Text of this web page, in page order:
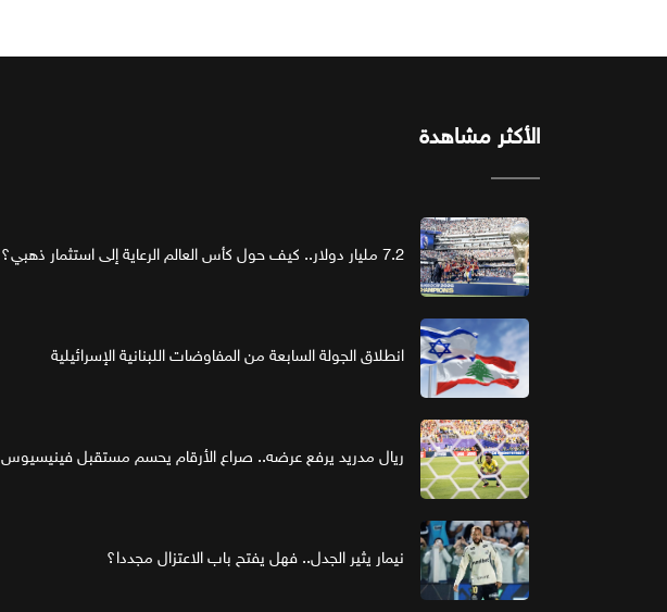
الأكثر مشاهدة
7.2 مليار دولار.. كيف حول كأس العالم الرعاية إلى استثمار ذهبي؟
انطلاق الجولة السابعة من المفاوضات اللبنانية الإسرائيلية
ريال مدريد يرفع عرضه.. صراع الأرقام يحسم مستقبل فينيسيوس
نيمار يثير الجدل.. فهل يفتح باب الاعتزال مجددا؟